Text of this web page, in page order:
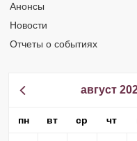
Анонсы
Новости
Отчеты о событиях
август
пн вт ср чт